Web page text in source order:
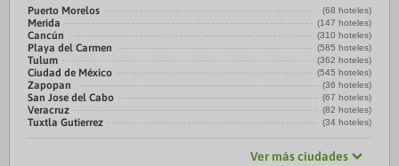
Puerto Morelos (68 hoteles)
Merida (147 hoteles)
Cancún (310 hoteles)
Playa del Carmen (585 hoteles)
Tulum (362 hoteles)
Ciudad de México (545 hoteles)
Zapopan (36 hoteles)
San Jose del Cabo (67 hoteles)
Veracruz (82 hoteles)
Tuxtla Gutierrez (34 hoteles)
Ver más ciudades